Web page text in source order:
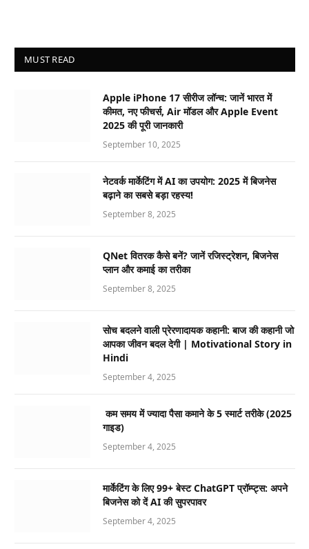
MUST READ
Apple iPhone 17 सीरीज लॉन्च: जानें भारत में
कीमत, नए फीचर्स, Air मॉडल और Apple Event
2025 की पूरी जानकारी
September 10, 2025
नेटवर्क मार्केटिंग में AI का उपयोग: 2025 में बिजनेस
बढ़ाने का सबसे बड़ा रहस्य!
September 8, 2025
QNet वितरक कैसे बनें? जानें रजिस्ट्रेशन, बिजनेस
प्लान और कमाई का तरीका
September 8, 2025
सोच बदलने वाली प्रेरणादायक कहानी: बाज की कहानी जो
आपका जीवन बदल देगी | Motivational Story in
Hindi
September 4, 2025
कम समय में ज्यादा पैसा कमाने के 5 स्मार्ट तरीके (2025
गाइड)
September 4, 2025
मार्केटिंग के लिए 99+ बेस्ट ChatGPT प्रॉम्प्ट्स: अपने
बिजनेस को दें AI की सुपरपावर
September 4, 2025